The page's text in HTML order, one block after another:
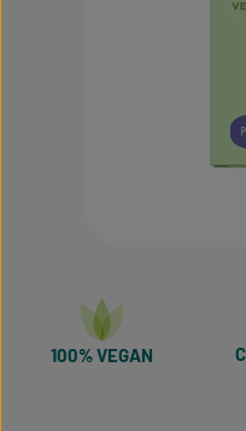
100% VEGAN